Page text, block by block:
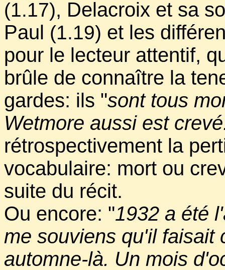
(1.17), Delacroix et sa
Paul (1.19) et les
pour le lecteur attentif,
brûle de connaître la
gardes: ils "sont tous
Wetmore aussi est
rétrospectivement la
vocabulaire: mort ou
suite du récit.
Ou encore: "1932 a été
me souviens qu'il faisait
automne-là. Un mois